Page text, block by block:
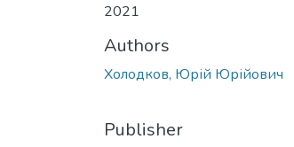
2021
Authors
Холодков, Юрій Юрійович
Publisher